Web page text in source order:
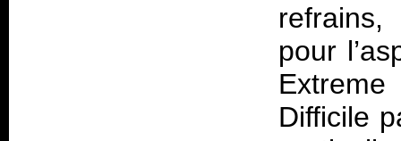
pour
Difficile